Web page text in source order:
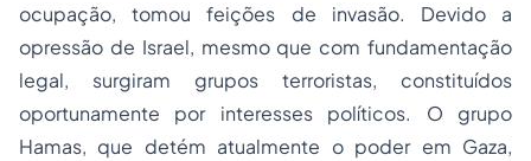
ocupação, tomou feições de invasão. Devido a
opressão de Israel, mesmo que com fundamentação
legal, surgiram grupos terroristas, constituídos
oportunamente por interesses políticos. O grupo
Hamas, que detém atualmente o poder em Gaza,